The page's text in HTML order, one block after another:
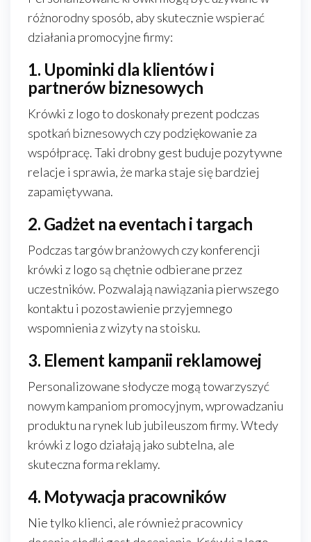
różnorodny sposób, aby skutecznie wspierać
działania promocyjne firmy:
1. Upominki dla klientów i
partnerów biznesowych
Krówki z logo to doskonały prezent podczas
spotkań biznesowych czy podziękowanie za
współpracę. Taki drobny gest buduje pozytywne
relacje i sprawia, że marka staje się bardziej
zapamiętywana.
2. Gadżet na eventach i targach
Podczas targów branżowych czy konferencji
krówki z logo są chętnie odbierane przez
uczestników. Pozwalają nawiązania pierwszego
kontaktu i pozostawienie przyjemnego
wspomnienia z wizyty na stoisku.
3. Element kampanii reklamowej
Personalizowane słodycze mogą towarzyszyć
nowym kampaniom promocyjnym, wprowadzaniu
produktu na rynek lub jubileuszom firmy. Wtedy
krówki z logo działają jako subtelna, ale
skuteczna forma reklamy.
4. Motywacja pracowników
Nie tylko klienci, ale również pracownicy